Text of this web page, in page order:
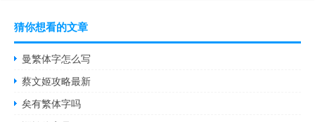
猜你想看的文章
曼繁体字怎么写
蔡文姬攻略最新
矣有繁体字吗